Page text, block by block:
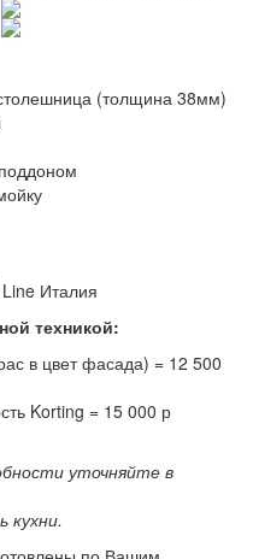
(толщина 38мм)
Италия
техникой:
в цвет фасада) = 12 500
Korting = 15 000 р
уточняйте в
кухни.